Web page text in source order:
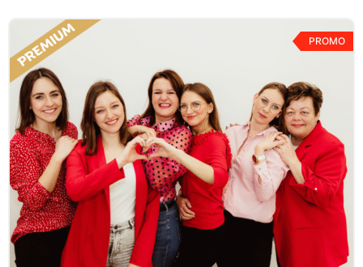
PROMO